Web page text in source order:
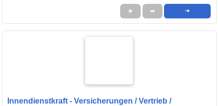
★ ➦ ➜
Innendienstkraft - Versicherungen / Vertrieb /